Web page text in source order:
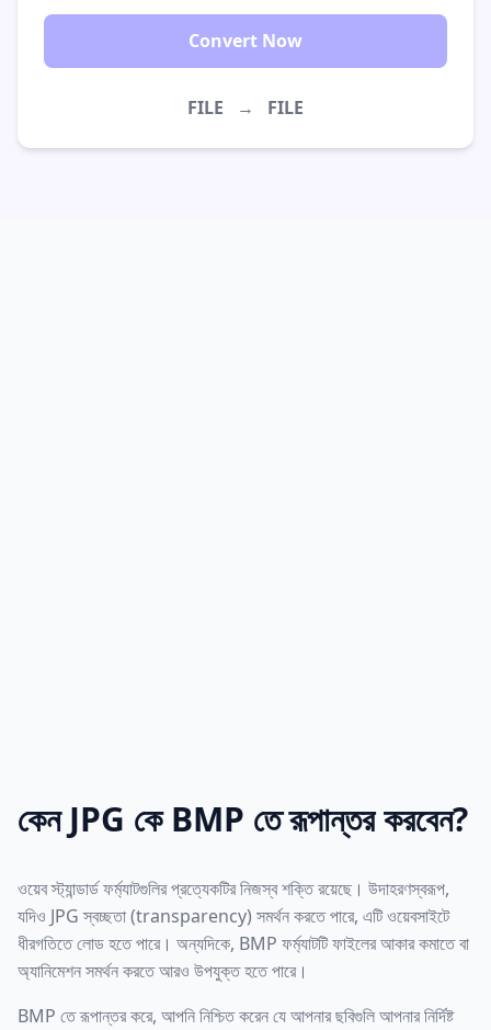
Convert Now
FILE → FILE
কেন JPG কে BMP তে রূপান্তর করবেন?
ওয়েব স্ট্যান্ডার্ড ফর্ম্যাটগুলির প্রত্যেকটির নিজস্ব শক্তি রয়েছে। উদাহরণস্বরূপ,
যদিও JPG স্বচ্ছতা (transparency) সমর্থন করতে পারে, এটি ওয়েবসাইটে
ধীরগতিতে লোড হতে পারে। অন্যদিকে, BMP ফর্ম্যাটটি ফাইলের আকার কমাতে বা
অ্যানিমেশন সমর্থন করতে আরও উপযুক্ত হতে পারে।
BMP তে রূপান্তর করে, আপনি নিশ্চিত করেন যে আপনার ছবিগুলি আপনার নির্দিষ্ট